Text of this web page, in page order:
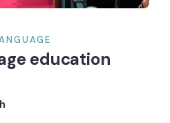
education